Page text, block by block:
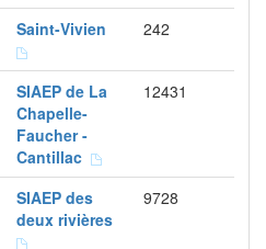
Saint-Vivien 242
SIAEP de La
Chapelle-
Faucher -
Cantillac
12431
SIAEP des
deux rivières
9728